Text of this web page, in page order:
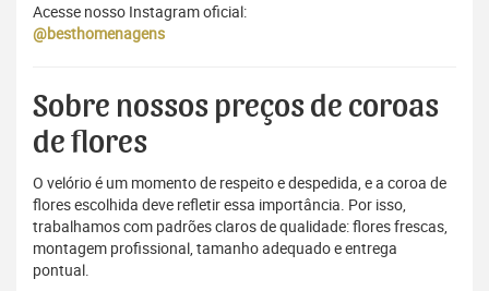
Acesse nosso Instagram oficial:
@besthomenagens
Sobre nossos preços de coroas
de flores
O velório é um momento de respeito e despedida, e a coroa de
flores escolhida deve refletir essa importância. Por isso,
trabalhamos com padrões claros de qualidade: flores frescas,
montagem profissional, tamanho adequado e entrega
pontual.